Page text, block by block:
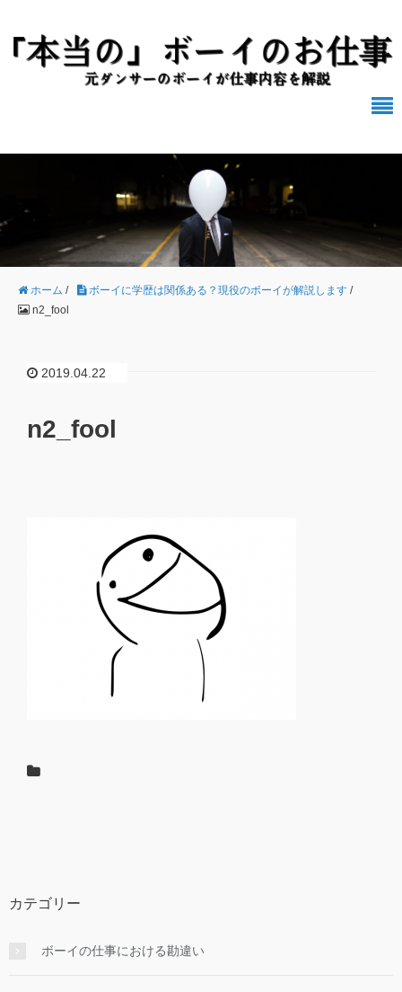
ホーム / ボーイに学歴は関係ある？現役のボーイが解説します /
n2_fool
2019.04.22
n2_fool
カテゴリー
ボーイの仕事における勘違い